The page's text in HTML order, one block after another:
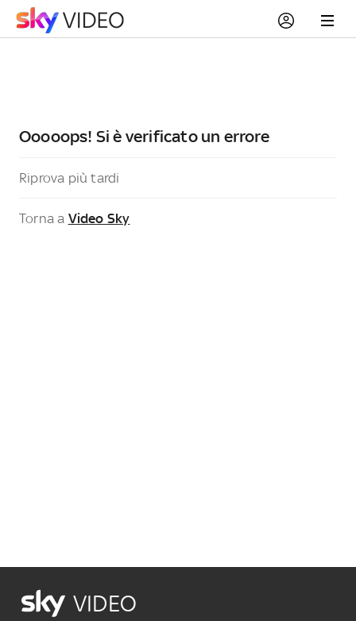
Ooooops! Si è verificato un errore
Riprova più tardi
Torna a Video Sky
VIDEO